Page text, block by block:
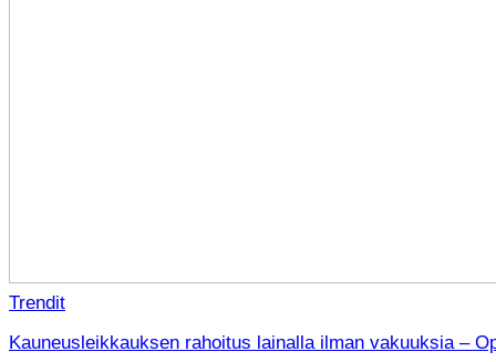
Trendit
Kauneusleikkauksen rahoitus lainalla ilman vakuuksia –